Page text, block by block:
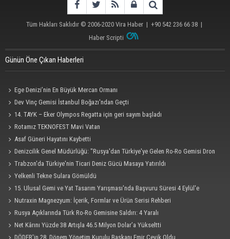
Tüm Hakları Saklıdır © 2006-2020 Vira Haber | +90 542 236 66 38 |
Haber Scripti
Günün Öne Çıkan Haberleri
Ege Denizi’nin En Büyük Mercan Ormanı
Dev Vinç Gemisi İstanbul Boğazı'ndan Geçti
14. TAYK – Eker Olympos Regatta için geri sayım başladı
Rotamız TEKNOFEST Mavi Vatan
Asaf Güneri Hayatını Kaybetti
Denizcilik Genel Müdürlüğü: "Rusya'dan Türkiye'ye Gelen Ro-Ro Gemisi Dron
Saldırısına Uğradı"
Trabzon'da Türkiye'nin Ticari Deniz Gücü Masaya Yatırıldı
Yelkenli Tekne Sulara Gömüldü
15. Ulusal Gemi ve Yat Tasarım Yarışması'nda Başvuru Süresi 4 Eylül'e
Uzatıldı
Nutraxin Magnezyum: İçerik, Formlar ve Ürün Serisi Rehberi
Rusya Açıklarında Türk Ro-Ro Gemisine Saldırı: 4 Yaralı
Net Kârını Yüzde 38 Artışla 46.5 Milyon Dolar’a Yükseltti
DÖDER'in 28. Dönem Yönetim Kurulu Başkanı Emir Çevik Oldu